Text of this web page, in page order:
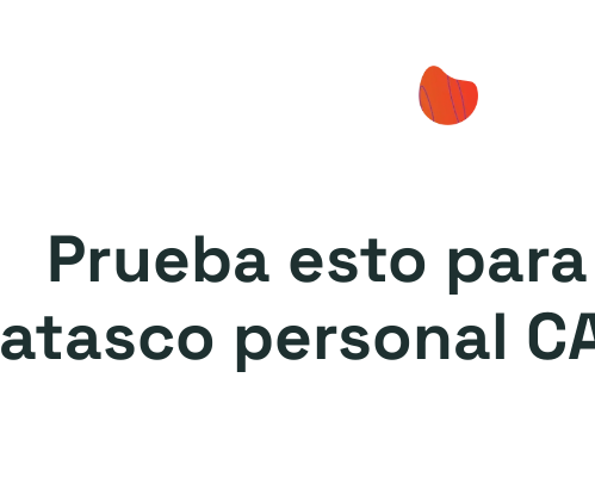
Prueba esto
atasco personal